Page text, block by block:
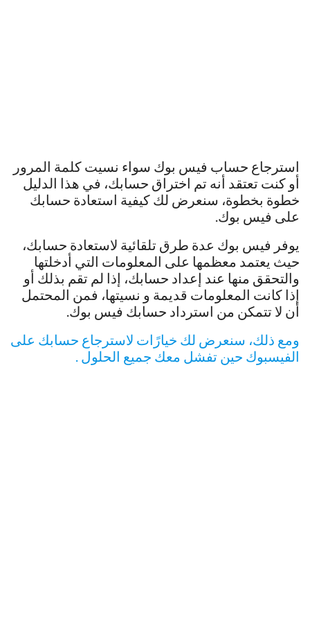
استرجاع حساب فيس بوك سواء نسيت كلمة المرور
أو كنت تعتقد أنه تم اختراق حسابك، في هذا الدليل
خطوة بخطوة، سنعرض لك كيفية استعادة حسابك
على فيس بوك.
يوفر فيس بوك عدة طرق تلقائية لاستعادة حسابك،
حيث يعتمد معظمها على المعلومات التي أدخلتها
والتحقق منها عند إعداد حسابك، إذا لم تقم بذلك أو
إذا كانت المعلومات قديمة و نسيتها، فمن المحتمل
أن لا تتمكن من استرداد حسابك فيس بوك.
ومع ذلك، سنعرض لك خيارًات لاسترجاع حسابك على
الفيسبوك حين تفشل معك جميع الحلول .